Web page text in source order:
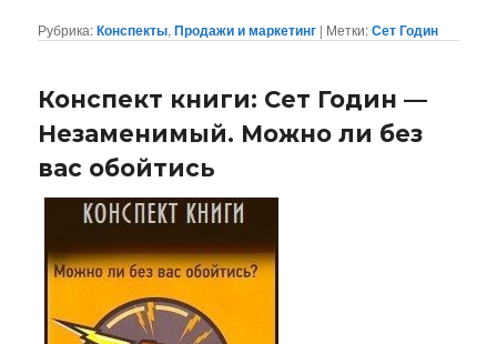
Рубрика:Конспекты,Продажи и маркетинг | Метки:Сет Годин
Конспект книги: Сет Годин —
Незаменимый. Можно ли без
вас обойтись